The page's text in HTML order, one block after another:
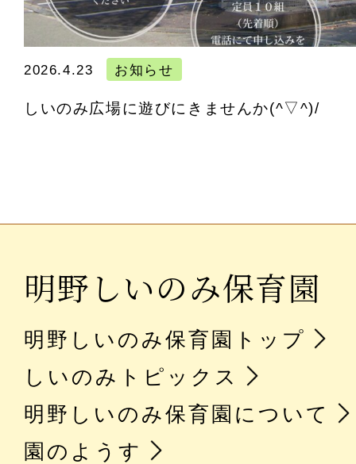
2026.4.23 お知らせ
しいのみ広場に遊びにきませんか(^▽^)/
明野しいのみ保育園
明野しいのみ保育園トップ
しいのみトピックス
明野しいのみ保育園について
園のようす